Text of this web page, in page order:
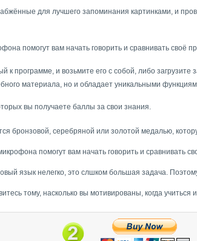
для лучшего запоминания картинками, и
помогут вам начать говорить и сравнивать своё
к программе, и возьмите его с собой, либо загрузите
материала, но и обладает уникальными
вы получаете баллы за свои знания.
бронзовой, серебряной или золотой медалью,
помогут вам начать говорить и сравнивать
язык нелегко, это слшком большая задача.
тому, насколько вы мотивированы, когда учиться